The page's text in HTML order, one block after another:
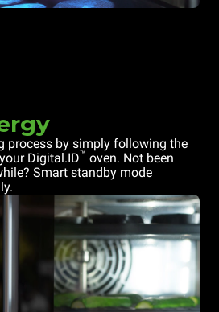
process by simply following the
Digital.ID™ oven. Not been
Smart standby mode